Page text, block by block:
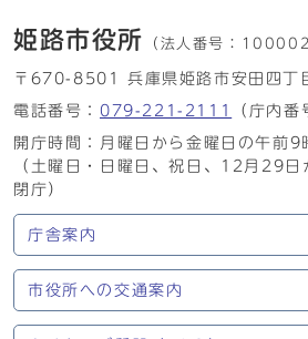
姫路市役所 （法人番号：
〒670-8501 兵庫県姫路市安田四丁
電話番号： 079-221-2111
（庁内番
開庁時間：月曜日から金曜日の午前9
（土曜日・日曜日、祝日、12月29
閉庁）
庁舎案内
市役所への交通案内